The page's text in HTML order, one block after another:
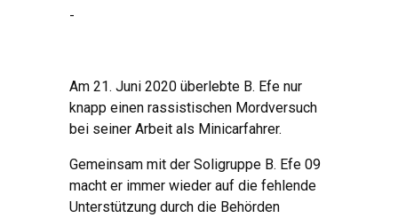
-
Am 21. Juni 2020 überlebte B. Efe nur
knapp einen rassistischen Mordversuch
bei seiner Arbeit als Minicarfahrer.
Gemeinsam mit der Soligruppe B. Efe 09
macht er immer wieder auf die fehlende
Unterstützung durch die Behörden